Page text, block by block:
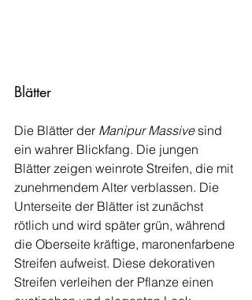
Blätter
Die Blätter der Manipur Massive sind
ein wahrer Blickfang. Die jungen
Blätter zeigen weinrote Streifen, die mit
zunehmendem Alter verblassen. Die
Unterseite der Blätter ist zunächst
rötlich und wird später grün, während
die Oberseite kräftige, maronenfarbene
Streifen aufweist. Diese dekorativen
Streifen verleihen der Pflanze einen